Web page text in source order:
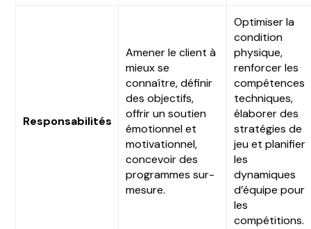
Responsabilités
Amener le client à
mieux se
connaître, définir
des objectifs,
offrir un soutien
émotionnel et
motivationnel,
concevoir des
programmes sur-
mesure.
Optimiser la
condition
physique,
renforcer les
compétences
techniques,
élaborer des
stratégies de
jeu et planifier
les
dynamiques
d’équipe pour
les
compétitions.